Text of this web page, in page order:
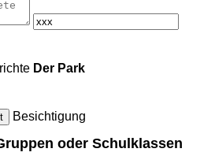
Der Park
Besichtigung
oder Schulklassen